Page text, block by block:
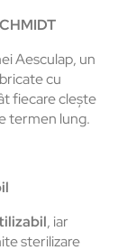
Aesculap, un
cu
fiecare clește
termen lung.
, iar
sterilizare